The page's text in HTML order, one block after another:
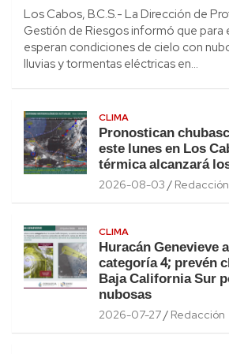
Los Cabos, B.C.S.- La Dirección de
Gestión de Riesgos informó que para
esperan condiciones de cielo con
lluvias y tormentas eléctricas en…
CLIMA
Pronostican
este lunes en Los
térmica alcanzará
2026-08-03 Redacción
CLIMA
Huracán Genevieve
categoría 4; prevén
Baja California Sur
nubosas
2026-07-27 Redacción